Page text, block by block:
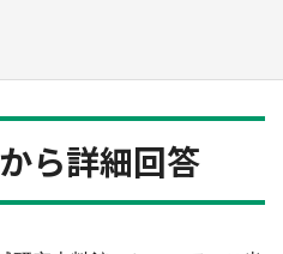
ら詳細回答